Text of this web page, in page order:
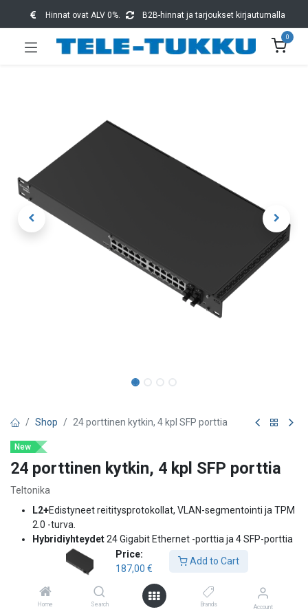
Price:
187,00 €
Add to Cart
Home Search Brands Account
Hinnat ovat ALV 0%. B2B-hinnat ja tarjoukset kirjautumalla
0
Shop 24 porttinen kytkin, 4 kpl SFP porttia
New
24 porttinen kytkin, 4 kpl SFP porttia
Teltonika
L2+Edistyneet reititysprotokollat, VLAN-segmentointi ja TPM
2.0 -turva.
Hybridiyhteydet24 Gigabit Ethernet -porttia ja 4 SFP-porttia
PilvitoiminnallisuusToimitetaan kahden vuoden RMS-
hallintaoikeudella.
Profinet, MRP ja EtherNet/IP sekakäyttöisiin
teollisuusympäristöihin.